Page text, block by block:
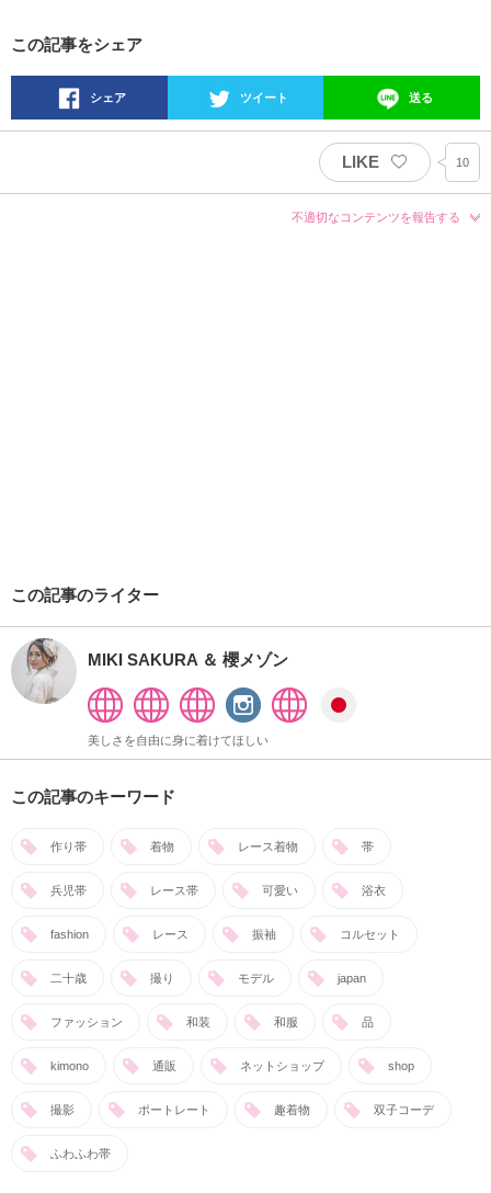
この記事をシェア
シェア ツイート 送る
LIKE 10
不適切なコンテンツを報告する
この記事のライター
MIKI SAKURA ＆ 櫻メゾン
美しさを自由に身に着けてほしい
この記事のキーワード
作り帯 着物 レース着物 帯
兵児帯 レース帯 可愛い 浴衣
fashion レース 振袖 コルセット
二十歳 撮り モデル japan
ファッション 和装 和服 品
kimono 通販 ネットショップ shop
撮影 ポートレート 趣着物 双子コーデ
ふわふわ帯